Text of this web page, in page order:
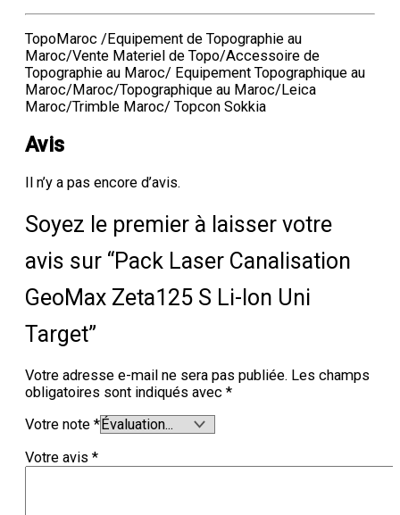
TopoMaroc /Equipement de Topographie au
Maroc/Vente Materiel de Topo/Accessoire de
Topographie au Maroc/ Equipement Topographique au
Maroc/Maroc/Topographique au Maroc/Leica
Maroc/Trimble Maroc/ Topcon Sokkia
Avis
Il n’y a pas encore d’avis.
Soyez le premier à laisser votre
avis sur “Pack Laser Canalisation
GeoMax Zeta125 S Li-Ion Uni
Target”
Votre adresse e-mail ne sera pas publiée. Les champs
obligatoires sont indiqués avec *
Votre note *
Votre avis *